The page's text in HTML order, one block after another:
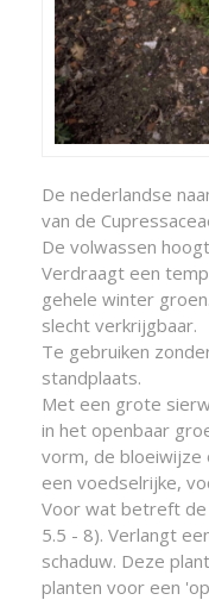
De nederlandse
van de
De volwassen
Verdraagt een
gehele winter
slecht verkrijgbaar.
Te gebruiken
standplaats.
Met een grote
in het openbaar
vorm, de bloeiwijze
een voedselrijke,
Voor wat betreft
5.5 - 8). Verlangt
schaduw. Deze
planten voor een